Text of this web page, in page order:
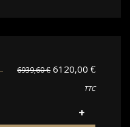
6939,60€6120,00€
TTC